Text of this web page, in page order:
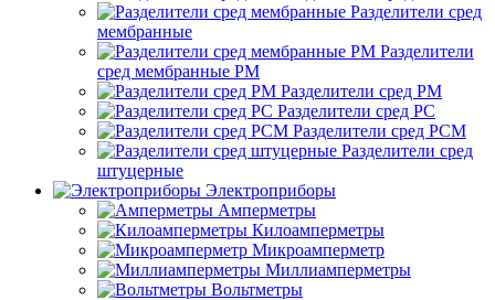
Разделители сред
мембранные
Разделители
сред мембранные РМ
Разделители сред РМ
Разделители сред РС
Разделители сред РСМ
Разделители сред
штуцерные
Электроприборы
Амперметры
Килоамперметры
Микроамперметр
Миллиамперметры
Вольтметры